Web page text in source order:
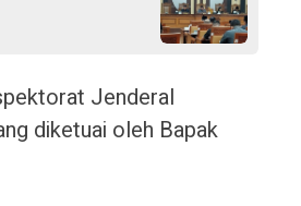
Jenderal
diketuai oleh Bapak